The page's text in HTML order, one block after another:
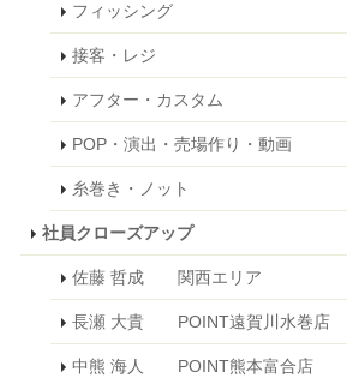
フィッシング
接客・レジ
アフター・カスタム
POP・演出・売場作り・動画
糸巻き・ノット
社員クローズアップ
佐藤 哲成 関西エリア
長瀬 大貴 POINT遠賀川水巻店
中熊 海人 POINT熊本富合店